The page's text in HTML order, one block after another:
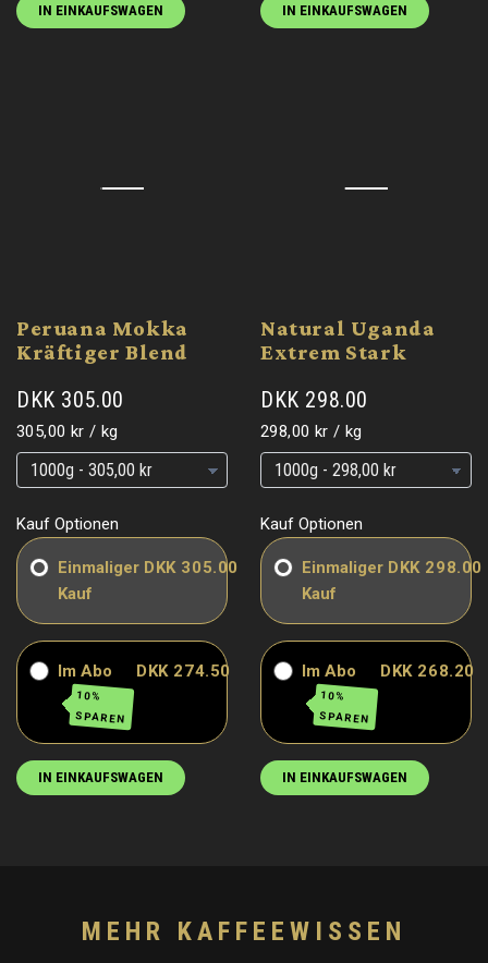
IN EINKAUFSWAGEN IN EINKAUFSWAGEN
Peruana Mokka
Kräftiger Blend
DKK 305.00
Grundpreis
305,00 kr / pro
kg
Grundpreis
Grundpreis
Kauf Optionen
Einmaliger
Kauf
DKK 305.00
Im Abo
10%
SPAREN
DKK 274.50
IN EINKAUFSWAGEN
Natural Uganda
Extrem Stark
DKK 298.00
Grundpreis
298,00 kr / pro
kg
Grundpreis
Grundpreis
Kauf Optionen
Einmaliger
Kauf
DKK 298.00
Im Abo
10%
SPAREN
DKK 268.20
IN EINKAUFSWAGEN
MEHR KAFFEEWISSEN